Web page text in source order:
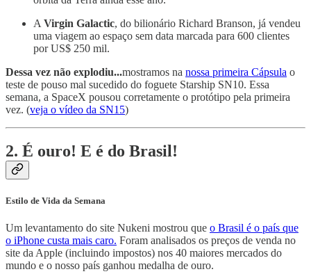
A Virgin Galactic, do bilionário Richard Branson, já vendeu
uma viagem ao espaço sem data marcada para 600 clientes
por US$ 250 mil.
Dessa vez não explodiu...mostramos na nossa primeira Cápsula o
teste de pouso mal sucedido do foguete Starship SN10. Essa
semana, a SpaceX pousou corretamente o protótipo pela primeira
vez. (veja o vídeo da SN15)
2. É ouro! E é do Brasil!
Estilo de Vida da Semana
Um levantamento do site Nukeni mostrou que o Brasil é o país que
o iPhone custa mais caro. Foram analisados os preços de venda no
site da Apple (incluindo impostos) nos 40 maiores mercados do
mundo e o nosso país ganhou medalha de ouro.